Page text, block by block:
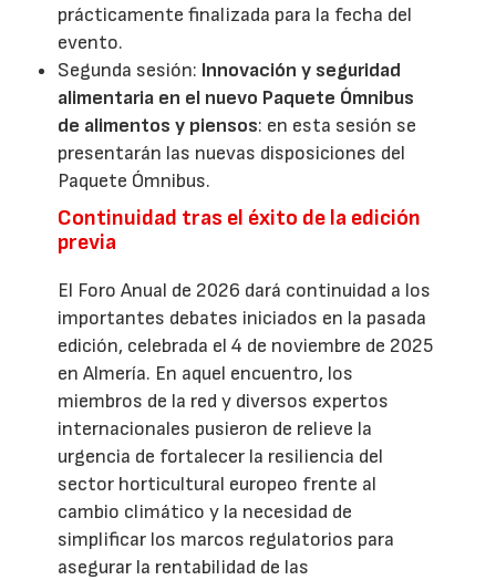
prácticamente finalizada para la fecha del
evento.
Segunda sesión: Innovación y seguridad
alimentaria en el nuevo Paquete Ómnibus
de alimentos y piensos: en esta sesión se
presentarán las nuevas disposiciones del
Paquete Ómnibus.
Continuidad tras el éxito de la edición
previa
El Foro Anual de 2026 dará continuidad a los
importantes debates iniciados en la pasada
edición, celebrada el 4 de noviembre de 2025
en Almería. En aquel encuentro, los
miembros de la red y diversos expertos
internacionales pusieron de relieve la
urgencia de fortalecer la resiliencia del
sector horticultural europeo frente al
cambio climático y la necesidad de
simplificar los marcos regulatorios para
asegurar la rentabilidad de las